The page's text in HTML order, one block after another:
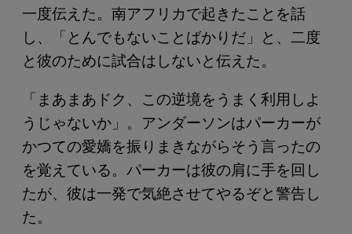
一度伝えた。南アフリカで起きたことを話
し、「とんでもないことばかりだ」と、二度
と彼のために試合はしないと伝えた。
「まあまあドク、この逆境をうまく利用しよ
うじゃないか」。アンダーソンはパーカーが
かつての愛嬌を振りまきながらそう言ったの
を覚えている。パーカーは彼の肩に手を回し
たが、彼は一発で気絶させてやるぞと警告し
た。